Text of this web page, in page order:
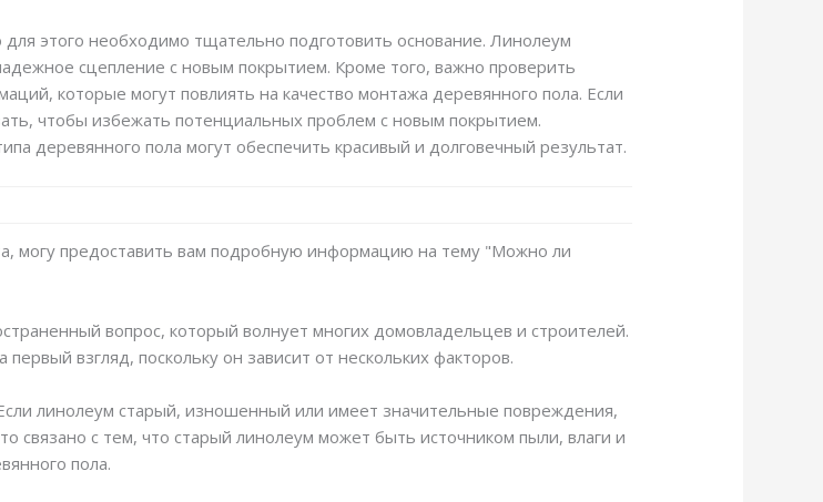
этого необходимо тщательно подготовить основание. Линолеум
сцепление с новым покрытием. Кроме того, важно проверить
которые могут повлиять на качество монтажа деревянного пола. Если
чтобы избежать потенциальных проблем с новым покрытием.
деревянного пола могут обеспечить красивый и долговечный результат.
могу предоставить вам подробную информацию на тему "Можно ли
вопрос, который волнует многих домовладельцев и строителей.
взгляд, поскольку он зависит от нескольких факторов.
линолеум старый, изношенный или имеет значительные повреждения,
связано с тем, что старый линолеум может быть источником пыли, влаги и
пола.